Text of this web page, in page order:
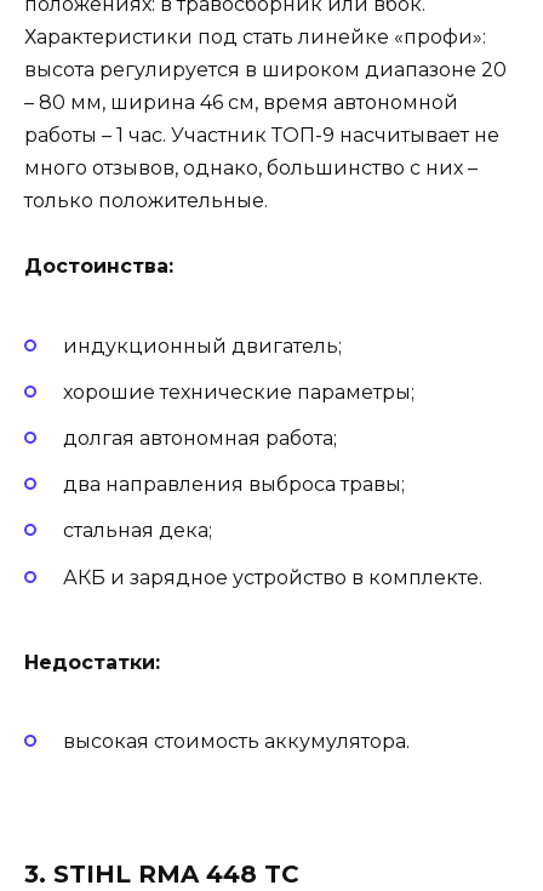
Характеристики под стать линейке «профи»:
высота регулируется в широком диапазоне 20
– 80 мм, ширина 46 см, время автономной
работы – 1 час. Участник ТОП-9 насчитывает не
много отзывов, однако, большинство с них –
только положительные.
Достоинства:
индукционный двигатель;
хорошие технические параметры;
долгая автономная работа;
два направления выброса травы;
стальная дека;
АКБ и зарядное устройство в комплекте.
Недостатки:
высокая стоимость аккумулятора.
3. STIHL RMA 448 TC